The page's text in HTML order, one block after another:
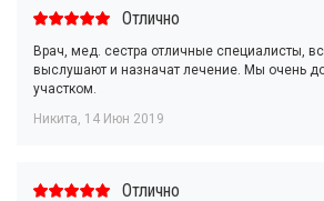
Отлично
Врач, мед. сестра отличные специалисты,
выслушают и назначат лечение. Мы очень
участком.
Никита, 14 Июн 2019
Отлично